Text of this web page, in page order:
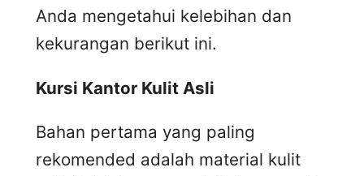
Anda mengetahui kelebihan dan
kekurangan berikut ini.
Kursi Kantor Kulit Asli
Bahan pertama yang paling
rekomended adalah material kulit